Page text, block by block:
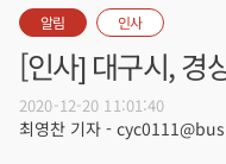
알림 인사
[인사] 대구시, 경
2020-12-20 11:01:40
최영찬 기자 -